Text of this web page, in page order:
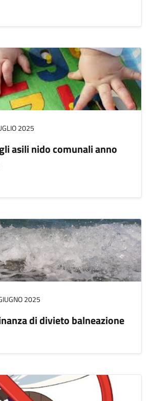
2025
asili nido comunali anno
2025
di divieto balneazione